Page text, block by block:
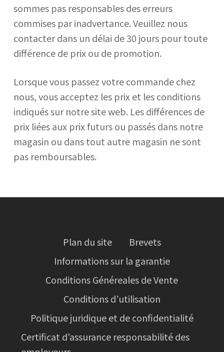
sommes pas responsables des erreurs
commises par inadvertance. Veuillez nous
contacter dans un délai de 30 jours pour toute
différence de prix ou de promotion.
Lorsque vous passez votre commande chez
nous, vous acceptez les prix et les conditions
indiqués sur notre site web. Les différences de
prix liées aux prix futurs ou passés dans notre
magasin ou dans tout autre magasin ne sont
pas remboursables.
Plan du site
Brevets
Informations sur la garantie
Conditions Généreales de Vente
Conditions d’utilisation
Politique juridique et de confidentialité
Certificat d’assurance responsabilité des